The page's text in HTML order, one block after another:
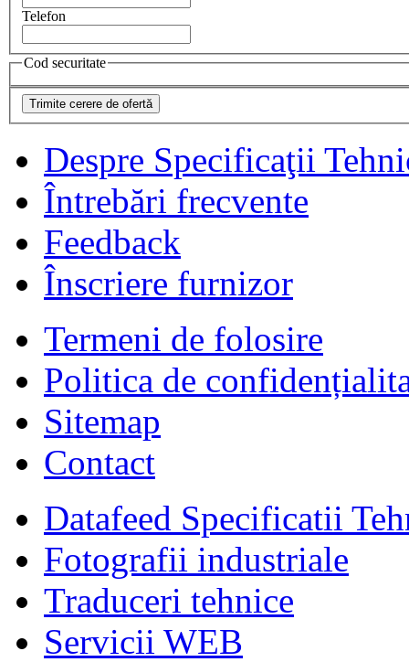
Telefon
Cod securitate
Despre Specificaţii
Întrebări frecvente
Feedback
Înscriere furnizor
Termeni de folosire
Politica de
Sitemap
Contact
Datafeed Specificatii
Fotografii industriale
Traduceri tehnice
Servicii WEB